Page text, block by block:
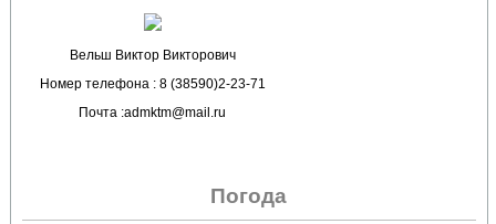
Вельш Виктор Викторович
Номер телефона : 8 (38590)2-23-71
Почта :admktm@mail.ru
Погода